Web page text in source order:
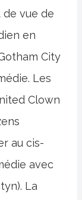
vue de
en
City
Les
Clown
au cis-
avec
La